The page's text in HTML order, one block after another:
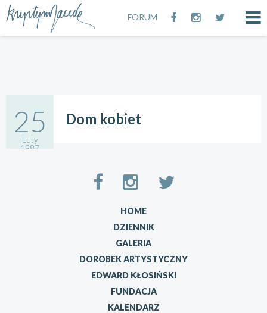
FORUM
25
Luty
1987
Dom kobiet
HOME
DZIENNIK
GALERIA
DOROBEK ARTYSTYCZNY
EDWARD KŁOSIŃSKI
FUNDACJA
KALENDARZ